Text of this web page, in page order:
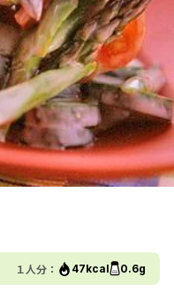
１人分： 47kcal 0.6g